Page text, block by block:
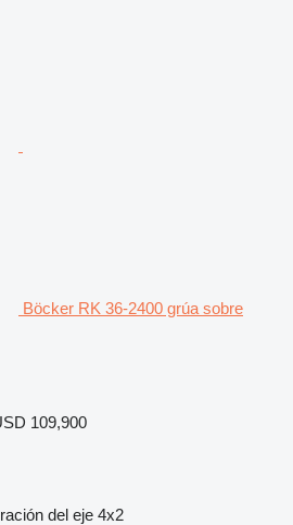
Böcker RK 36-2400 grúa sobre
109,900
del eje 4x2